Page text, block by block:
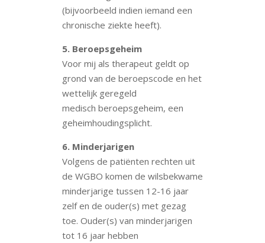
(bijvoorbeeld indien iemand een
chronische ziekte heeft).
5. Beroepsgeheim
Voor mij als therapeut geldt op
grond van de beroepscode en het
wettelijk geregeld
medisch beroepsgeheim, een
geheimhoudingsplicht.
6. Minderjarigen
Volgens de patiënten rechten uit
de WGBO komen de wilsbekwame
minderjarige tussen 12-16 jaar
zelf en de ouder(s) met gezag
toe. Ouder(s) van minderjarigen
tot 16 jaar hebben